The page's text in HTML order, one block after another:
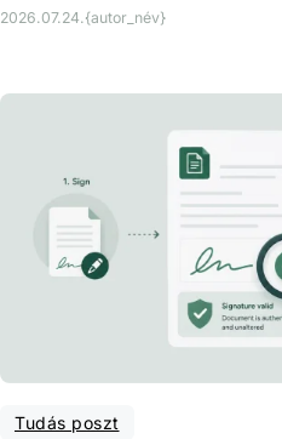
2026.07.24.{autor_név}
Tudás poszt